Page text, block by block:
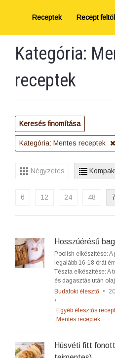
Receptek Recept
Kategória:
receptek
Keresés finomítása
Kategória: Mentes receptek
Négyzetes
6 12 24 48
Hosszúérésű
Poolish elkészítése:
legalább 16-18 órát
Tészta elkészítése: A
és dagasztás után
Budafoki élesztő •
•
Egyéb élesztős
Mentes receptek
Húsvéti fitt